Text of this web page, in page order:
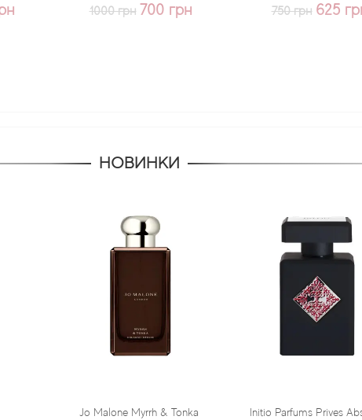
1000 грн 700 грн 750 грн 625 грн
НОВИНКИ
Jo Malone Myrrh & Tonka
Initio Parfums Prives Absolute